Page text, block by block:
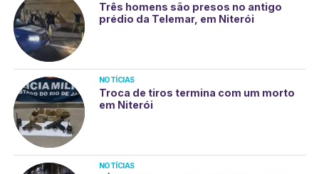
Três homens são presos no antigo
prédio da Telemar, em Niterói
NOTÍCIAS
Troca de tiros termina com um morto
em Niterói
NOTÍCIAS